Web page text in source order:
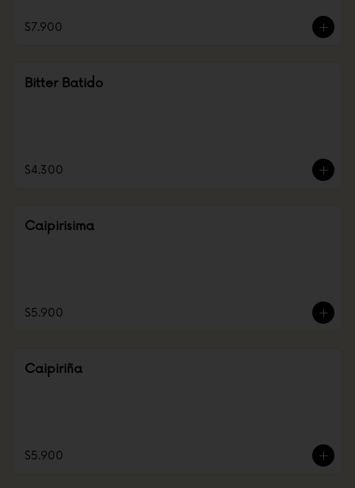
$7.900
Bitter Batido
$4.300
Caipirisima
$5.900
Caipiriña
$5.900